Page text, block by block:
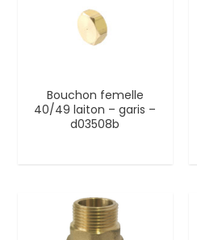
Bouchon femelle
40/49 laiton – garis –
d03508b